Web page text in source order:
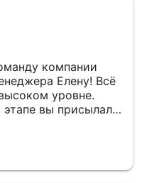
компании
Елену! Всё
уровне.
вы присылали
уверенность
за то, что
к памятной